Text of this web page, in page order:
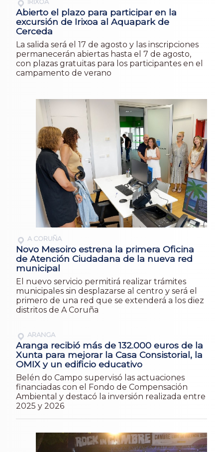
IRIXOA
Abierto el plazo para participar en la
excursión de Irixoa al Aquapark de
Cerceda
La salida será el 17 de agosto y las inscripciones
permanecerán abiertas hasta el 7 de agosto,
con plazas gratuitas para los participantes en el
campamento de verano
A CORUÑA
Novo Mesoiro estrena la primera Oficina
de Atención Ciudadana de la nueva red
municipal
El nuevo servicio permitirá realizar trámites
municipales sin desplazarse al centro y será el
primero de una red que se extenderá a los diez
distritos de A Coruña
ARANGA
Aranga recibió más de 132.000 euros de la
Xunta para mejorar la Casa Consistorial, la
OMIX y un edificio educativo
Belén do Campo supervisó las actuaciones
financiadas con el Fondo de Compensación
Ambiental y destacó la inversión realizada entre
2025 y 2026